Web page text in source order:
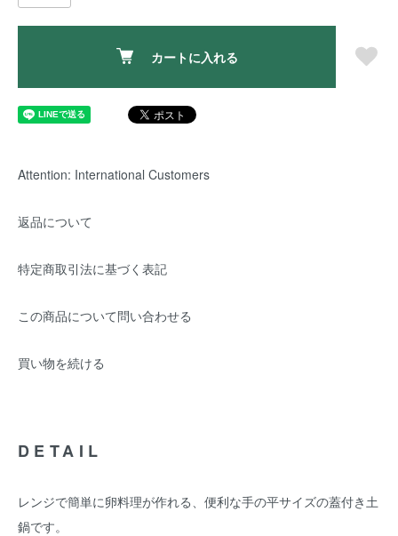
カートに入れる
Attention: International Customers
返品について
特定商取引法に基づく表記
この商品について問い合わせる
買い物を続ける
DETAIL
レンジで簡単に卵料理が作れる、便利な手の平サイズの蓋付き土
鍋です。